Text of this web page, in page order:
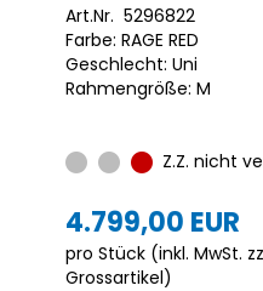
Art.Nr. 5296822
Farbe: RAGE RED
Geschlecht: Uni
Rahmengröße: M
Z.Z. nicht
4.799,00 EUR
pro Stück (inkl. MwSt.
Grossartikel)